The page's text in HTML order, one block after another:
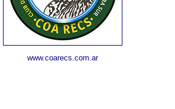
www.coarecs.com.ar